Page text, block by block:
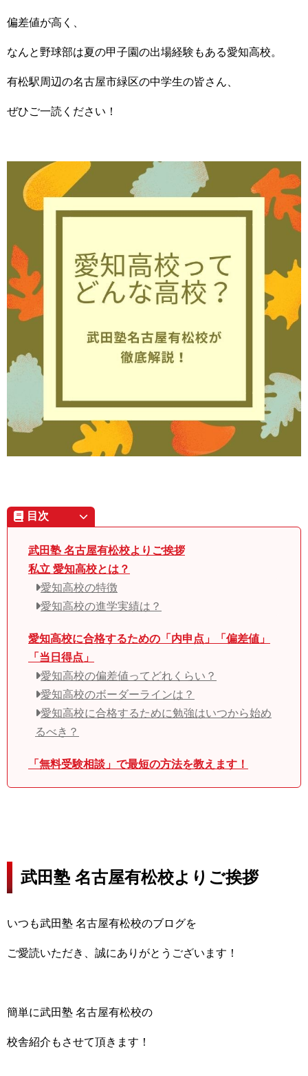
偏差値が高く、
なんと野球部は夏の甲子園の出場経験もある愛知高校。
有松駅周辺の名古屋市緑区の中学生の皆さん、
ぜひご一読ください！
目次
武田塾 名古屋有松校よりご挨拶
私立 愛知高校とは？
愛知高校の特徴
愛知高校の進学実績は？
愛知高校に合格するための「内申点」「偏差値」
「当日得点」
愛知高校の偏差値ってどれくらい？
愛知高校のボーダーラインは？
愛知高校に合格するために勉強はいつから始め
るべき？
「無料受験相談」で最短の方法を教えます！
武田塾 名古屋有松校よりご挨拶
いつも武田塾 名古屋有松校のブログを
ご愛読いただき、 誠にありがとうございます！
簡単に武田塾 名古屋有松校の
校舎紹介もさせて頂きます！